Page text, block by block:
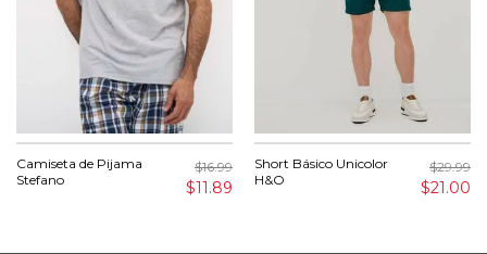
Camiseta de Pijama
Stefano
$16.99
$11.89
Short Básico Unicolor
H&O
$29.99
$21.00